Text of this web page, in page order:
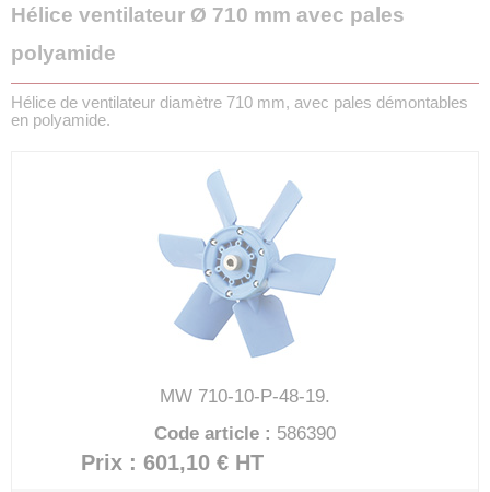
Hélice ventilateur Ø 710 mm avec pales
polyamide
Hélice de ventilateur diamètre 710 mm, avec pales démontables
en polyamide.
MW 710-10-P-48-19.
Code article : 586390
Prix : 601,10 € HT